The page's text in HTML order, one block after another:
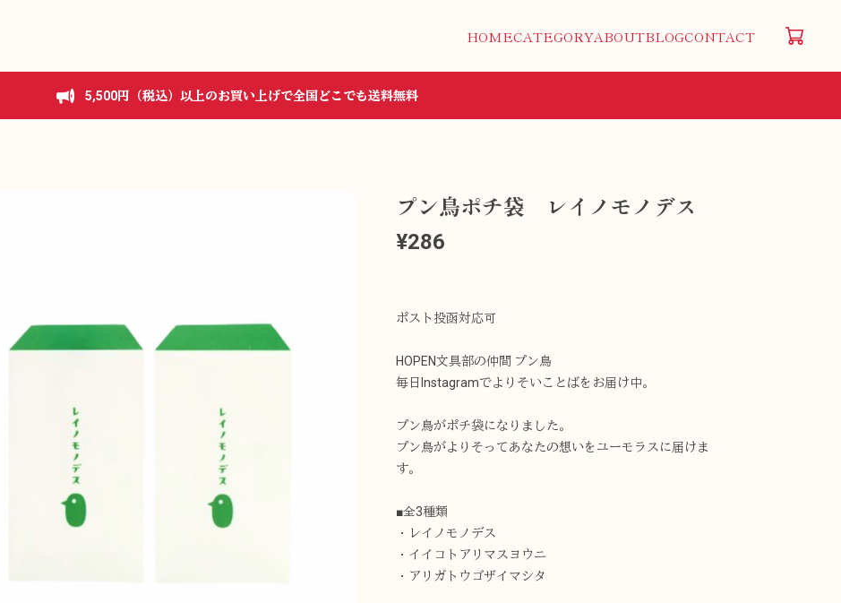
HOMECATEGORYABOUTBLOGCONTACT
5,500円（税込）以上のお買い上げで全国どこでも送料無料
プン鳥ポチ袋 レイノモノデス
¥286
ポスト投函対応可
HOPEN文具部の仲間 プン鳥
毎日Instagramでよりそいことばをお届け中。
プン鳥がポチ袋になりました。
プン鳥がよりそってあなたの想いをユーモラスに届けま
す。
■全3種類
・レイノモノデス
・イイコトアリマスヨウニ
・アリガトウゴザイマシタ